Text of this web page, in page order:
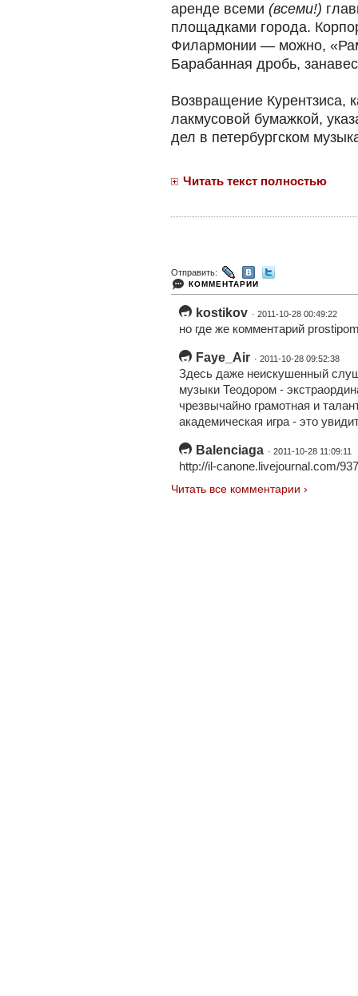
аренде всеми (всеми!)
площадками города.
Филармонии — можно,
Барабанная дробь,
Возвращение Курентзиса,
лакмусовой бумажкой,
дел в петербургском
Читать текст полностью
Отправить:
КОММЕНТАРИИ
kostikov · 2011-10-28 00:49:22
но где же комментарий
Faye_Air · 2011-10-28 09:52:38
Здесь даже неискушенный
музыки Теодором -
чрезвычайно грамотная и
академическая игра - это
Balenciaga · 2011-10-28 11:09:11
http://il-canone.livejournal.com/
Читать все комментарии ›